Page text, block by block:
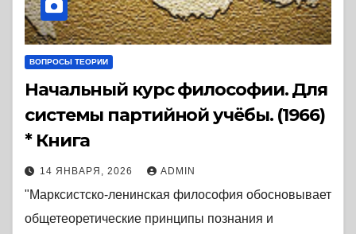
ВОПРОСЫ ТЕОРИИ
Начальный курс философии. Для
системы партийной учёбы. (1966)
* Книга
14 ЯНВАРЯ, 2026 ADMIN
"Марксистско-ленинская философия обосновывает
общетеоретические принципы познания и